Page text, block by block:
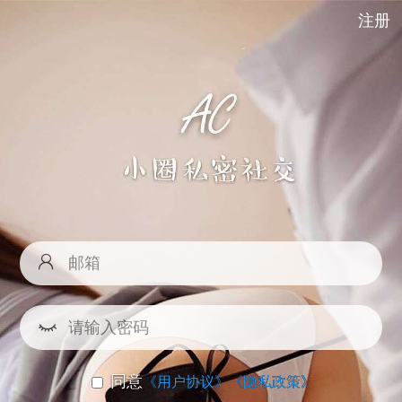
注册
同意《用户协议》《隐私政策》